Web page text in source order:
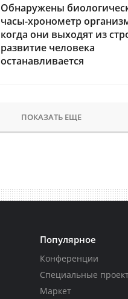
Обнаружены
часы-хронометр
когда они выходят из
развитие человека
останавливается
ПОКАЗАТЬ ЕЩЕ
Популярное
Конференции
Специальные
Маркет